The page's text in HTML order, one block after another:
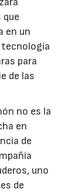
en un
tecnología
para
de las
no es la
en
de
uno
de